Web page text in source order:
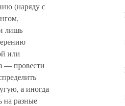
(наряду с
лишь
или
— провести
а иногда
на разные